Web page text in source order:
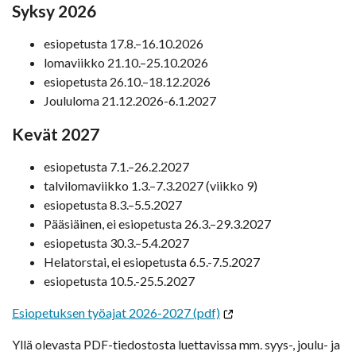
Syksy 2026
esiopetusta 17.8.–16.10.2026
lomaviikko 21.10.–25.10.2026
esiopetusta 26.10.–18.12.2026
Joululoma 21.12.2026-6.1.2027
Kevät 2027
esiopetusta 7.1.–26.2.2027
talvilomaviikko 1.3.–7.3.2027 (viikko 9)
esiopetusta 8.3.–5.5.2027
Pääsiäinen, ei esiopetusta 26.3.–29.3.2027
esiopetusta 30.3.–5.4.2027
Helatorstai, ei esiopetusta 6.5.-7.5.2027
esiopetusta 10.5.-25.5.2027
Esiopetuksen työajat 2026-2027 (pdf)
Yllä olevasta PDF-tiedostosta luettavissa mm. syys-, joulu- ja